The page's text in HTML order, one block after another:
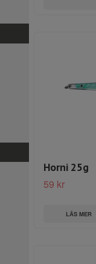
Horni 25g
59 kr
LÄS MER